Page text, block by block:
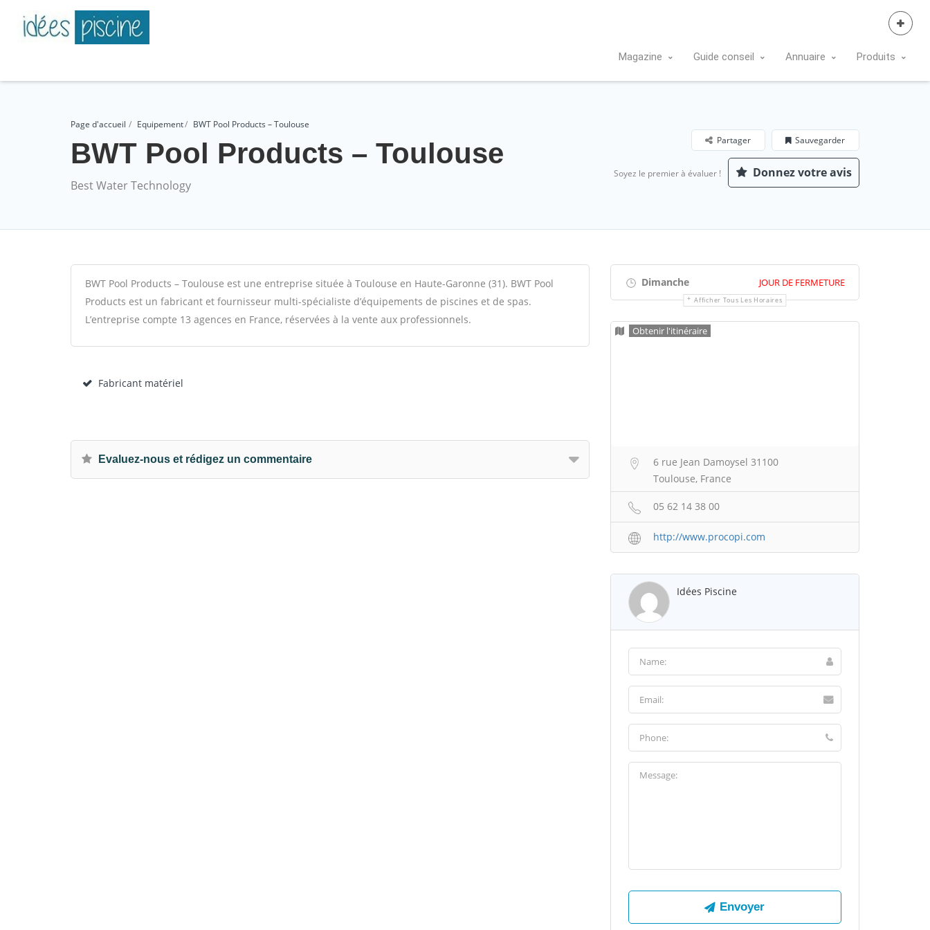
Magazine Guide conseil Annuaire Produits
Page d'accueil Equipement BWT Pool Products – Toulouse
BWT Pool Products – Toulouse
Best Water Technology
Sauvegarder
Partager
Soyez le premier à évaluer ! Donnez votre avis
BWT Pool Products – Toulouse est une entreprise située à Toulouse en Haute-Garonne (31). BWT Pool
Products est un fabricant et fournisseur multi-spécialiste d’équipements de piscines et de spas.
L’entreprise compte 13 agences en France, réservées à la vente aux professionnels.
Fabricant matériel
Evaluez-nous et rédigez un commentaire
Dimanche JOUR DE FERMETURE
Afficher Tous Les Horaires
Obtenir l'itinéraire
6 rue Jean Damoysel 31100
Toulouse, France
05 62 14 38 00
http://www.procopi.com
Idées Piscine